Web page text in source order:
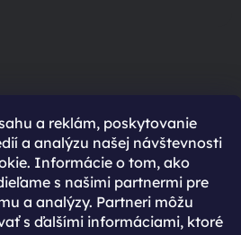
a reklám, poskytovanie
a analýzu našej návštevnosti
Informácie o tom, ako
s našimi partnermi pre
a analýzy. Partneri môžu
s ďalšími informáciami, ktoré
údajom